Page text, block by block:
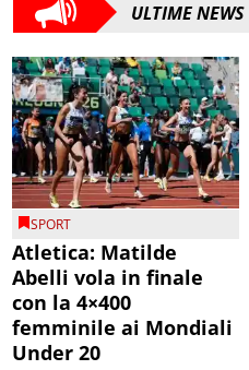
ULTIME NEWS
SPORT
Atletica: Matilde
Abelli vola in finale
con la 4×400
femminile ai Mondiali
Under 20